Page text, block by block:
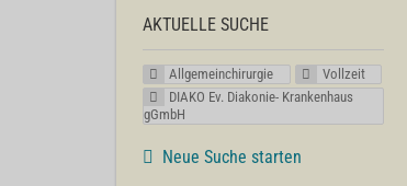
AKTUELLE SUCHE
Allgemeinchirurgie
Vollzeit
DIAKO Ev. Diakonie- Krankenhaus
gGmbH
Neue Suche starten